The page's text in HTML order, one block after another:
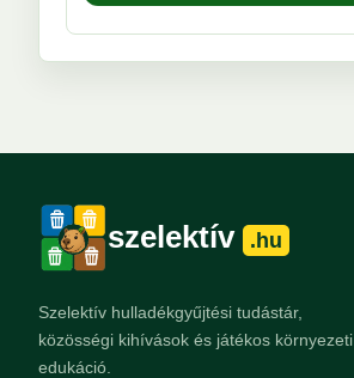
szelektív .hu
Szelektív hulladékgyűjtési tudástár,
közösségi kihívások és játékos környezeti
edukáció.